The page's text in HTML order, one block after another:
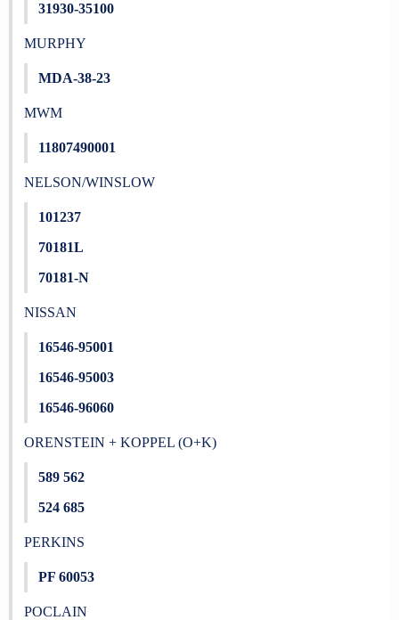
31930-35100
MURPHY
MDA-38-23
MWM
11807490001
NELSON/WINSLOW
101237
70181L
70181-N
NISSAN
16546-95001
16546-95003
16546-96060
ORENSTEIN + KOPPEL (O+K)
589 562
524 685
PERKINS
PF 60053
POCLAIN